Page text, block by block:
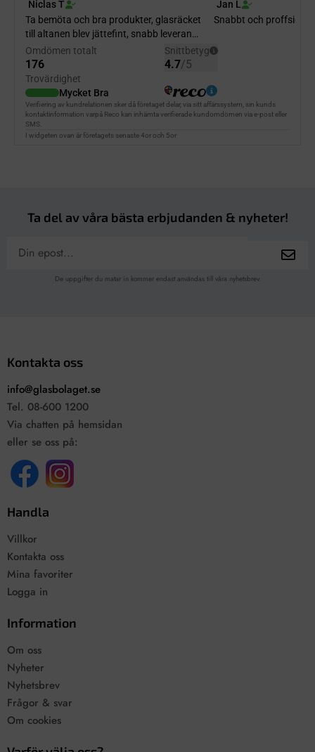
Ta del av våra bästa erbjudanden & nyheter!
De uppgifter du matar in kommer endast användas till våra nyhetsbrev.
Kontakta oss
info@glasbolaget.se
Tel. 08-600 1200
Via chatten på hemsidan
eller se oss på:
Handla
Villkor
Kontakta oss
Mina favoriter
Logga in
Information
Om oss
Nyheter
Nyhetsbrev
Frågor & svar
Om cookies